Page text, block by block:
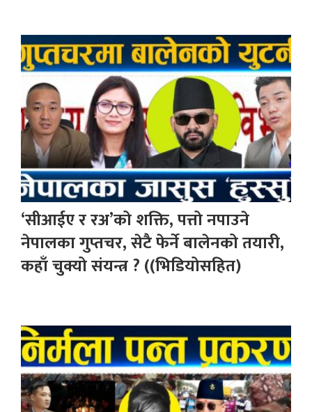
‘सीआईए र रअ’को शक्ति, पत्तो नपाउने
नेपालका गुप्तचर, सेटै फेर्ने बालेनको तयारी,
कहाँ चुक्यो संयन्त्र ? ((भिडियोसहित)